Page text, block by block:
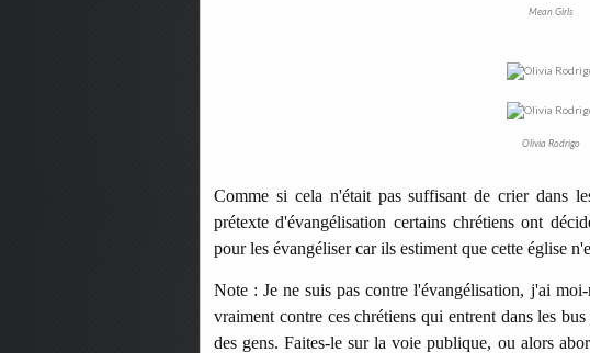
Mean Girls
Olivia Rodrigo
Comme si cela n'était pas suffisant de crier dans
prétexte d'évangélisation certains chrétiens ont
pour les évangéliser car ils estiment que cette église
Note : Je ne suis pas contre l'évangélisation, j'ai
vraiment contre ces chrétiens qui entrent dans les
des gens. Faites-le sur la voie publique, ou alors